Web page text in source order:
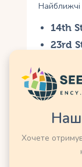
Найближчі
14th
23rd
Автобуси
поблизу.
Що
Наш
Хочете